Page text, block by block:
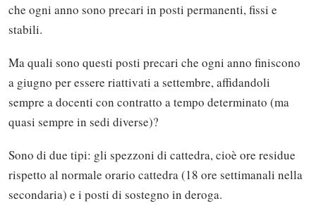
che ogni anno sono precari in posti permanenti, fissi e
stabili.
Ma quali sono questi posti precari che ogni anno finiscono
a giugno per essere riattivati a settembre, affidandoli
sempre a docenti con contratto a tempo determinato (ma
quasi sempre in sedi diverse)?
Sono di due tipi: gli spezzoni di cattedra, cioè ore residue
rispetto al normale orario cattedra (18 ore settimanali nella
secondaria) e i posti di sostegno in deroga.